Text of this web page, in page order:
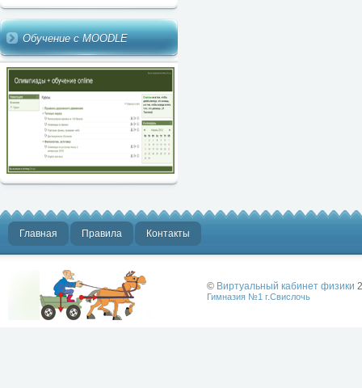
Обучение с MOODLE
Главная Правила Контакты
© Виртуальный кабинет физики
Гимназия №1 г.Свислочь